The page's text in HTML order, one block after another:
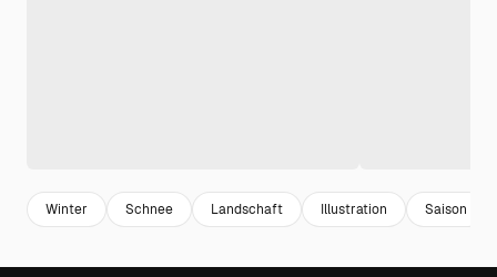
Winter Schnee Landschaft Illustration Saison